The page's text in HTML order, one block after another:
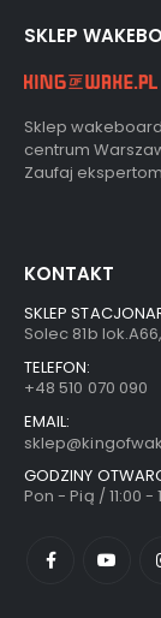
SKLEP
Sklep
centrum
Zaufaj
KONTAKT
SKLEP
Solec 81b
TELEFON:
+48 510 070 090
EMAIL:
GODZINY
Pon - Pią / 11:00 -